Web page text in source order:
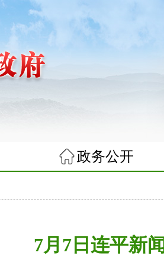
政务公开
7月7日连平新闻